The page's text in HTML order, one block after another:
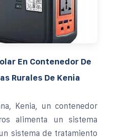
En Contenedor De
Rurales De Kenia
Kenia, un contenedor
alimenta un sistema
sistema de tratamiento